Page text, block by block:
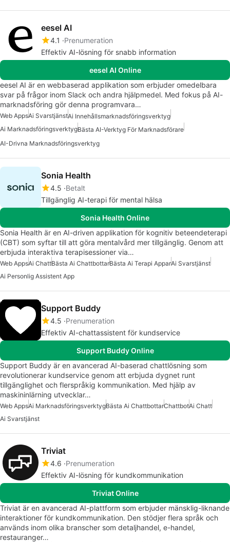
eesel AI
4.1
Prenumeration
Effektiv AI-lösning för snabb information
eesel AI Online
eesel AI är en webbaserad applikation som erbjuder omedelbara
svar på frågor inom Slack och andra hjälpmedel. Med fokus på AI-
marknadsföring gör denna programvara…
Web AppsAi SvarstjänstAi Innehållsmarknadsföringsverktyg
Ai MarknadsföringsverktygBästa AI-Verktyg För Marknadsförare
AI-Drivna Marknadsföringsverktyg
Sonia Health
4.5 Betalt
Tillgänglig AI-terapi för mental hälsa
Sonia Health Online
Sonia Health är en AI-driven applikation för kognitiv beteendeterapi
(CBT) som syftar till att göra mentalvård mer tillgänglig. Genom att
erbjuda interaktiva terapisessioner via…
Web AppsAi ChattBästa Ai ChattbottarBästa Ai Terapi ApparAi Svarstjänst
Ai Personlig Assistent App
Support Buddy
4.5 Prenumeration
Effektiv AI-chattassistent för kundservice
Support Buddy Online
Support Buddy är en avancerad AI-baserad chattlösning som
revolutionerar kundservice genom att erbjuda dygnet runt
tillgänglighet och flerspråkig kommunikation. Med hjälp av
maskininlärning utvecklar…
Web AppsAi MarknadsföringsverktygBästa Ai ChattbottarChattbotAi Chatt
Ai Svarstjänst
Triviat
4.6 Prenumeration
Effektiv AI-lösning för kundkommunikation
Triviat Online
Triviat är en avancerad AI-plattform som erbjuder mänsklig-liknande
interaktioner för kundkommunikation. Den stödjer flera språk och
används inom olika branscher som detaljhandel, e-handel,
restauranger…